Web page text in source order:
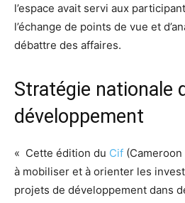
l’espace avait servi aux
l’échange de points de vue et
débattre des affaires.
Stratégie nationale
développement
« Cette édition du Cif
à mobiliser et à orienter les
projets de développement dans